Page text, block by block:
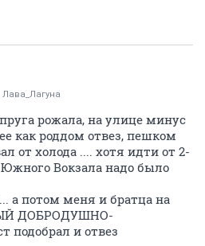
было последний раз- в
Marrrka
Тока забеременела и все
как с утра встал с пахмы и
вечером до дома
пиваса то осадил... такой